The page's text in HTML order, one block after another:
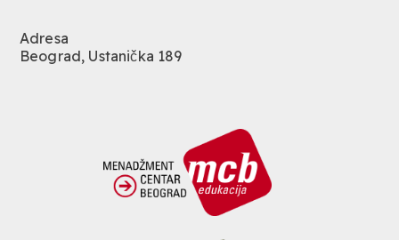
Adresa
Beograd, Ustanička 189